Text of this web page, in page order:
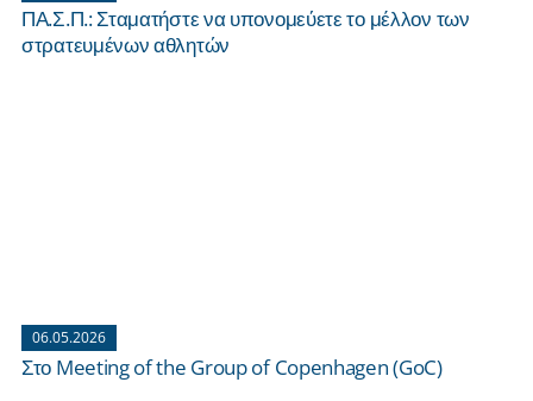
ΠΑ.Σ.Π.: Σταματήστε να υπονομεύετε το μέλλον των
στρατευμένων αθλητών
06.05.2026
Στο Meeting of the Group of Copenhagen (GoC)